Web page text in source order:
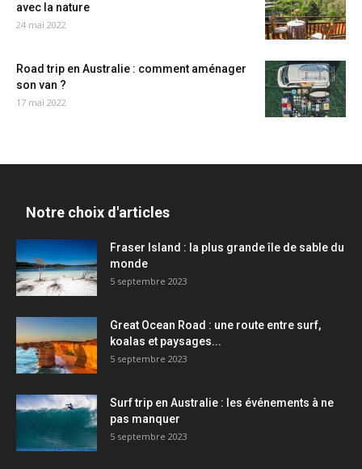
avec la nature
24 mai 2022
Road trip en Australie : comment aménager
son van ?
17 mai 2022
Notre choix d'articles
Fraser Island : la plus grande île de sable du
monde
5 septembre 2023
Great Ocean Road : une route entre surf,
koalas et paysages...
5 septembre 2023
Surf trip en Australie : les événements à ne
pas manquer
5 septembre 2023